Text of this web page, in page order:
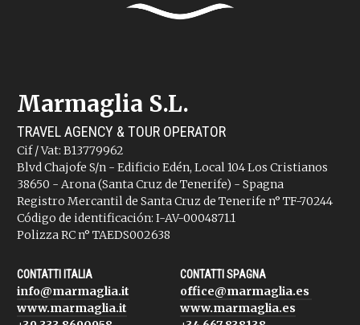
Marmaglia S.L.
TRAVEL AGENCY & TOUR OPERATOR
Cif / Vat: B13779962
Blvd Chajofe S/n - Edificio Edén, Local 104 Los Cristianos
38650 - Arona (Santa Cruz de Tenerife) - Spagna
Registro Mercantil de Santa Cruz de Tenerife n° TF-70244
Código de identificación: I-AV-0004871.1
Polizza RC n° TAEDS002638
CONTATTI ITALIA
info@marmaglia.it
www.marmaglia.it
CONTATTI SPAGNA
office@marmaglia.es
www.marmaglia.es